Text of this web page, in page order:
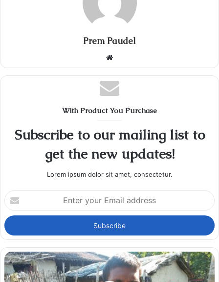
Prem Paudel
Website
With Product You Purchase
Subscribe to our mailing list to
get the new updates!
Lorem ipsum dolor sit amet, consectetur.
Enter
your
Email
address